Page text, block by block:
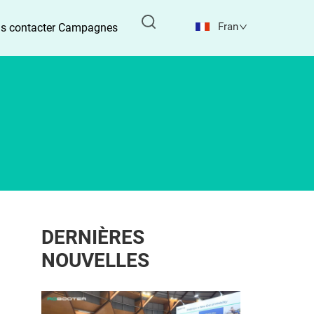
contacter Campagnes Français
DERNIÈRES
NOUVELLES